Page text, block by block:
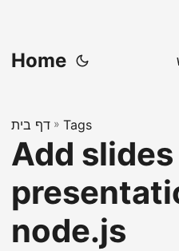
Home
דף בית » Tags
Add
node.js